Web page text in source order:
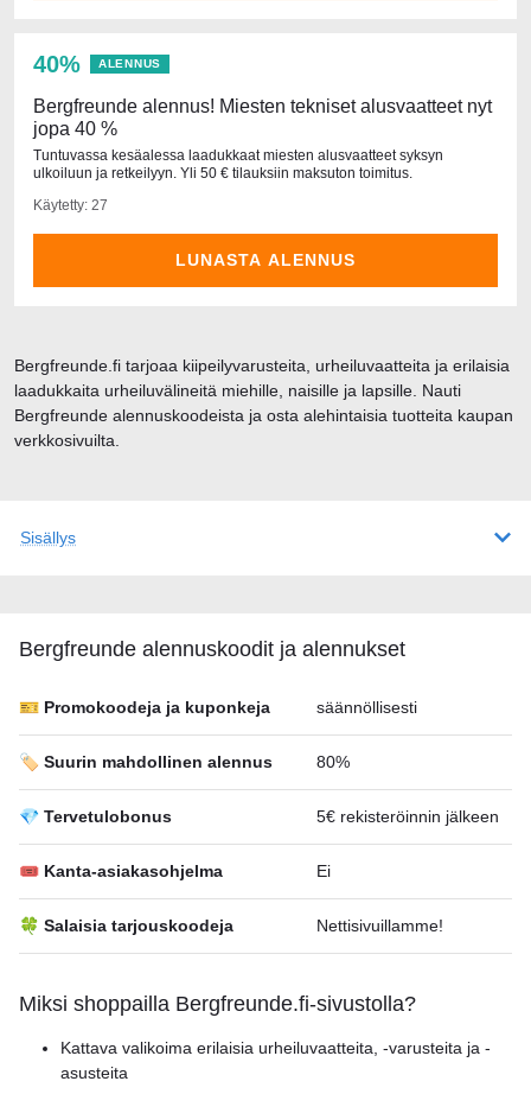
40% ALENNUS
Bergfreunde alennus! Miesten tekniset alusvaatteet nyt
jopa 40 %
Tuntuvassa kesäalessa laadukkaat miesten alusvaatteet syksyn
ulkoiluun ja retkeilyyn. Yli 50 € tilauksiin maksuton toimitus.
Käytetty: 27
LUNASTA ALENNUS
Sisällys
Bergfreunde alennuskoodit ja alennukset
🎫 Promokoodeja ja kuponkeja säännöllisesti
🏷️ Suurin mahdollinen alennus 80%
💎 Tervetulobonus 5€ rekisteröinnin jälkeen
🎟 Kanta-asiakasohjelma Ei
🍀 Salaisia tarjouskoodeja Nettisivuillamme!
Miksi shoppailla Bergfreunde.fi-sivustolla?
Kattava valikoima erilaisia urheiluvaatteita, -varusteita ja -
asusteita
Bergfreunde.fi tarjoaa kiipeilyvarusteita, urheiluvaatteita ja erilaisia
laadukkaita urheiluvälineitä miehille, naisille ja lapsille. Nauti
Bergfreunde alennuskoodeista ja osta alehintaisia tuotteita kaupan
verkkosivuilta.